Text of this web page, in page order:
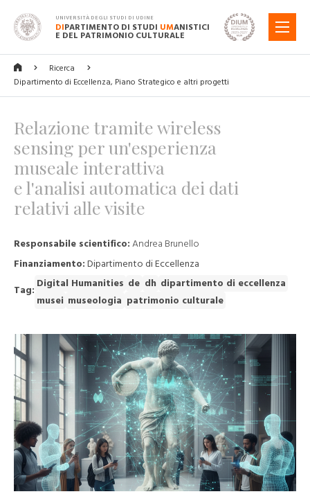
UNIVERSITÀ DEGLI STUDI DI UDINE
DIPARTIMENTO DI STUDI UMANISTICI
E DEL PATRIMONIO CULTURALE
MENU
Ricerca
Dipartimento di Eccellenza, Piano Strategico e altri progetti
Relazione tramite wireless
sensing per un'esperienza
museale interattiva
e l'analisi automatica dei dati
relativi alle visite
Responsabile scientifico: Andrea Brunello
Finanziamento: Dipartimento di Eccellenza
Tag: Digital Humanities de dh dipartimento di eccellenza
musei museologia patrimonio culturale